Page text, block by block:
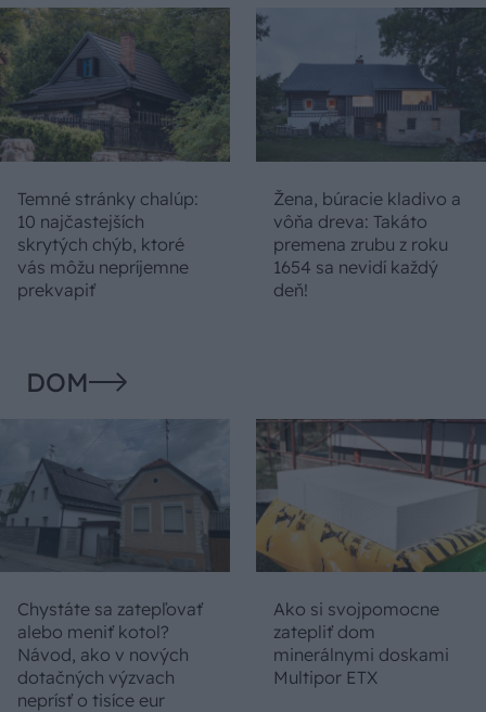
Temné stránky chalúp:
10 najčastejších
skrytých chýb, ktoré
vás môžu nepríjemne
prekvapiť
Žena, búracie kladivo a
vôňa dreva: Takáto
premena zrubu z roku
1654 sa nevidí každý
deň!
DOM
Chystáte sa zatepľovať
alebo meniť kotol?
Návod, ako v nových
dotačných výzvach
neprísť o tisíce eur
Ako si svojpomocne
zatepliť dom
minerálnymi doskami
Multipor ETX